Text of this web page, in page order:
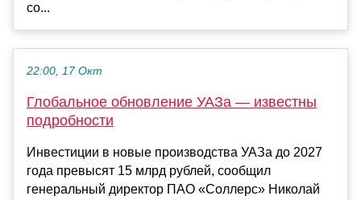
со...
22:00, 17 Окт
Глобальное обновление УАЗа — известны
подробности
Инвестиции в новые производства УАЗа до 2027
года превысят 15 млрд рублей, сообщил
генеральный директор ПАО «Соллерс» Николай